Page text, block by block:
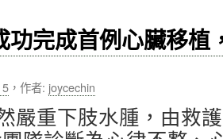
新
紀
中
才
癌
症
樓
冠
名
功完成首例心臟移植
， 作者: joycechin
嚴重下肢水腫，由救